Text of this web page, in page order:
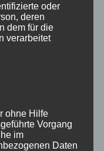
MP
oder
deren
dem für die
verarbeitet
ohne Hilfe
Vorgang
im
Daten